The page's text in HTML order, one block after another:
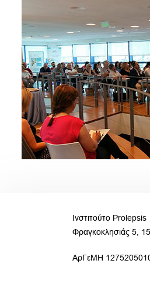
Ινστιτούτο Prolepsis
Φραγκοκλησιάς 5,
ΑρΓεΜΗ